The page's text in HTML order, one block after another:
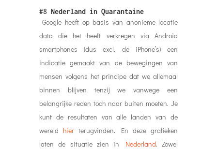
#8 Nederland in Quarantaine
Google heeft op basis van anonieme locatie
data die het heeft verkregen via Android
smartphones (dus excl. de iPhone’s) een
indicatie gemaakt van de bewegingen van
mensen volgens het principe dat we allemaal
binnen blijven tenzij we vanwege een
belangrijke reden toch naar buiten moeten. Je
kunt de resultaten van alle landen van de
wereld hierterugvinden. En deze grafieken
laten de situatie zien in Nederland. Zowel